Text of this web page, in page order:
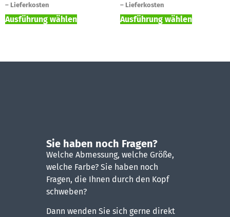
– Lieferkosten
Ausführung wählen
– Lieferkosten
Ausführung wählen
Sie haben noch Fragen?
Welche Abmessung, welche Größe,
welche Farbe? Sie haben noch
Fragen, die Ihnen durch den Kopf
schweben?
Dann wenden Sie sich gerne direkt